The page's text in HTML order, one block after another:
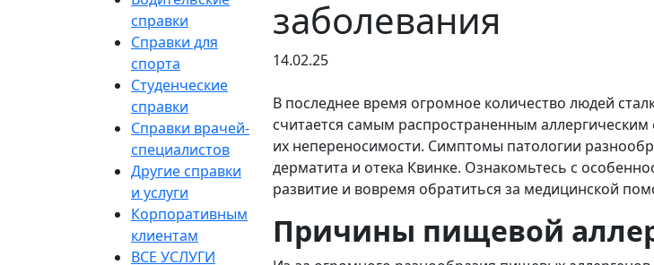
справки
Справки для
спорта
Студенческие
справки
Справки врачей-
специалистов
Другие справки
и услуги
Корпоративным
клиентам
ВСЕ УСЛУГИ
заболевания
14.02.25
В последнее время огромное количество людей
считается самым распространенным аллергическим
их непереносимости. Симптомы патологии
дерматита и отека Квинке. Ознакомьтесь с
развитие и вовремя обратиться за медицинской
Причины пищевой